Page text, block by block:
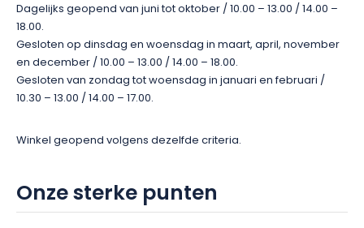
Dagelijks geopend van juni tot oktober / 10.00 – 13.00 / 14.00 –
18.00.
Gesloten op dinsdag en woensdag in maart, april, november
en december / 10.00 – 13.00 / 14.00 – 18.00.
Gesloten van zondag tot woensdag in januari en februari /
10.30 – 13.00 / 14.00 – 17.00.
Winkel geopend volgens dezelfde criteria.
Onze sterke punten